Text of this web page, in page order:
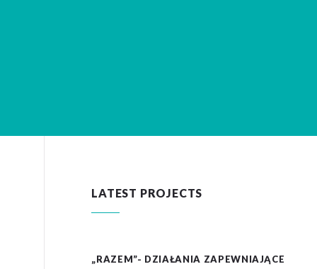
LATEST PROJECTS
„RAZEM”- DZIAŁANIA ZAPEWNIAJĄCE